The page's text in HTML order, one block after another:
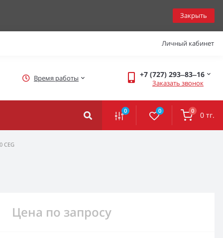
Закрыть
Личный кабинет
Время работы +7 (727) 293‒83‒16
Заказать звонок
0 0 0 0 тг.
CEG
Цена по запросу